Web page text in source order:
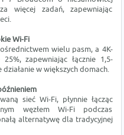
więcej zadań, zapewniając
Wi-Fi
wielu pasm, a 4K-
zapewniając łącznie 1,5-
w większych domach.
sieć Wi-Fi, płynnie łącząc
węzłem Wi-Fi podczas
alternatywę dla tradycyjnej